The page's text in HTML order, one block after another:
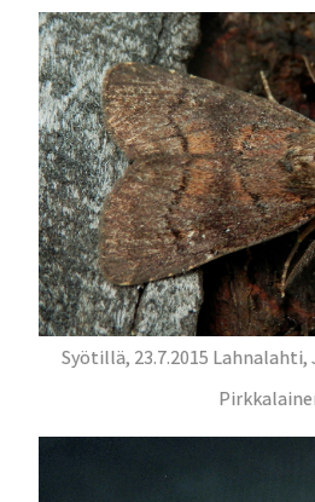
Syötillä, 23.7.2015